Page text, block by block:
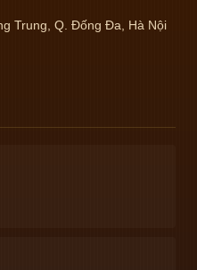
Trung, Q. Đống Đa, Hà Nội